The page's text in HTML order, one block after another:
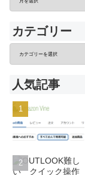
カテゴリー
人気記事